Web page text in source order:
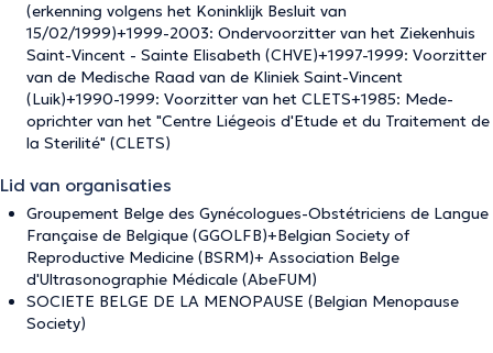
(erkenning volgens het Koninklijk Besluit van
15/02/1999)+1999-2003: Ondervoorzitter van het Ziekenhuis
Saint-Vincent - Sainte Elisabeth (CHVE)+1997-1999: Voorzitter
van de Medische Raad van de Kliniek Saint-Vincent
(Luik)+1990-1999: Voorzitter van het CLETS+1985: Mede-
oprichter van het "Centre Liégeois d'Etude et du Traitement de
la Sterilité" (CLETS)
Lid van organisaties
Groupement Belge des Gynécologues-Obstétriciens de Langue
Française de Belgique (GGOLFB)+Belgian Society of
Reproductive Medicine (BSRM)+ Association Belge
d'Ultrasonographie Médicale (AbeFUM)
SOCIETE BELGE DE LA MENOPAUSE (Belgian Menopause
Society)